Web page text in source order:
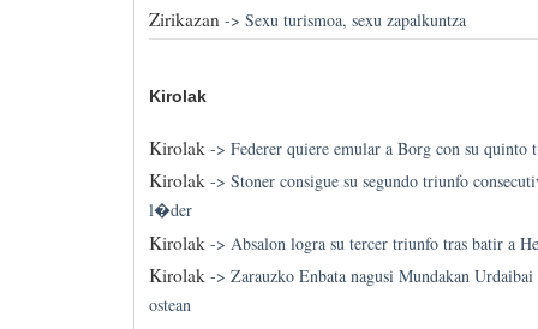
Zirikazan-> Sexu turismoa, sexu zapalkuntza
Kirolak
Kirolak-> Federer quiere emular a Borg con su
Kirolak-> Stoner consigue su segundo triunfo
l�der
Kirolak -> Absalon logra su tercer triunfo tras batir a
Kirolak-> Zarauzko Enbata nagusi Mundakan
ostean